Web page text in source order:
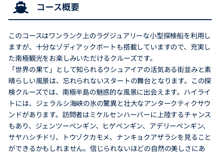
コース概要
このコースはワンランク上のラグジュアリーな小型探検船を利用し
ますが、十分なゾディアックボートも搭載していますので、充実し
た南極観光をお楽しみいただけるクルーズです。
「世界の果て」として知られるウシュアイアの活気ある街並みと素
晴らしい風景は、忘れられないスタートの舞台となります。この探
検クルーズでは、南極半島の魅惑的な風景に出会えます。ハイライ
トには、ジェラルシ海峡の氷の驚異と壮大なアンタークティクサウ
ンドがあります。訪問者はミケルセンハーバーに上陸するチャンス
もあり、ジェンツーペンギン、ヒゲペンギン、アデリーペンギン、
サヤハシチドリ、トウゾクカモメ、ナンキョクアザラシを見ること
ができるかもしれません。信じられないほどの自然の美しさにあ